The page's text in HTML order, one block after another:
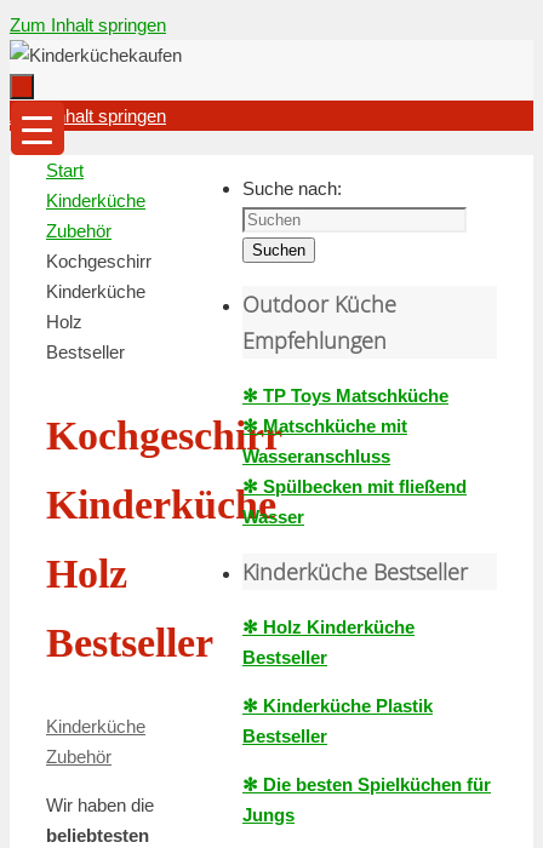
Zum Inhalt springen
Zum Inhalt springen
Start
Kinderküche
Zubehör
Kochgeschirr
Kinderküche
Holz
Bestseller
Kochgeschirr
Kinderküche
Holz
Bestseller
Kinderküche
Zubehör
Wir haben die
beliebtesten
Suche nach:
Suchen
Outdoor Küche
Empfehlungen
✻ TP Toys Matschküche
✻ Matschküche mit
Wasseranschluss
✻ Spülbecken mit fließend
Wasser
Kinderküche Bestseller
✻ Holz Kinderküche
Bestseller
✻ Kinderküche Plastik
Bestseller
✻ Die besten Spielküchen für
Jungs